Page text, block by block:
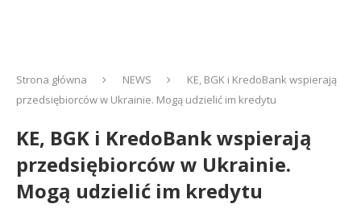
Strona główna NEWS
KE, BGK i KredoBank wspierają
przedsiębiorców w Ukrainie. Mogą udzielić im kredytu
KE, BGK i KredoBank wspierają
przedsiębiorców w Ukrainie.
Mogą udzielić im kredytu